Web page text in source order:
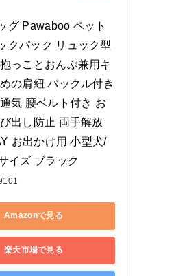
グ Pawaboo ペット
クパック リュック型
っことおんぶ兼用キ
の肩紐 バックル付き
気 腰ベルト付き お
出し防止 両手解放
お出かけ用 小型犬/
イズ ブラック
Amazonで見る
楽天市場で見る